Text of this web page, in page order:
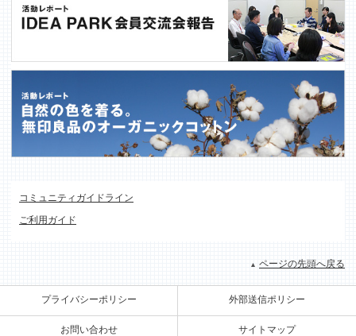
コミュニティガイドライン
ご利用ガイド
ページの先頭へ戻る
プライバシーポリシー 外部送信ポリシー
お問い合わせ サイトマップ